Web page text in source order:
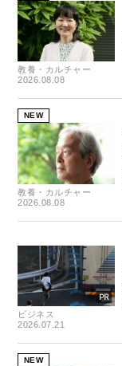
教養・カルチャー
2026.08.08
NEW
教養・カルチャー
2026.08.08
ビジネス
2026.07.21
NEW